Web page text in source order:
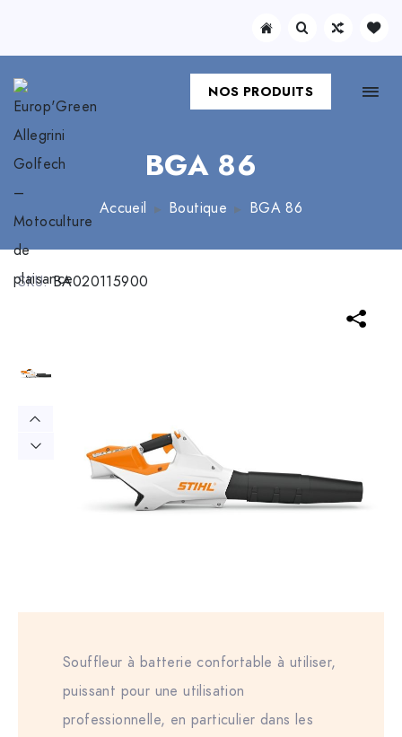
NOS PRODUITS
BGA 86
Accueil Boutique BGA 86
SKU:BA020115900
Souffleur à batterie confortable à utiliser,
puissant pour une utilisation
professionnelle, en particulier dans les